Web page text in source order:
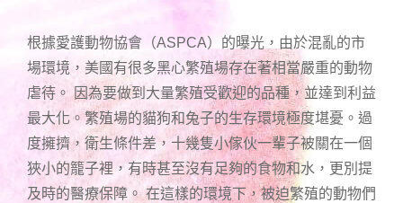
根據愛護動物協會（ASPCA）的曝光，由於混亂的市
場環境，美國有很多黑心繁殖場存在著相當嚴重的動物
虐待。 因為要做到大量繁殖受歡迎的品種，並達到利益
最大化。繁殖場的貓狗和兔子的生存環境極度堪憂。過
度擁擠，衛生條件差，十幾隻小傢伙一輩子被關在一個
狹小的籠子裡，有時甚至沒有足夠的食物和水，更別提
及時的醫療保障。 在這樣的環境下，被迫繁殖的動物們